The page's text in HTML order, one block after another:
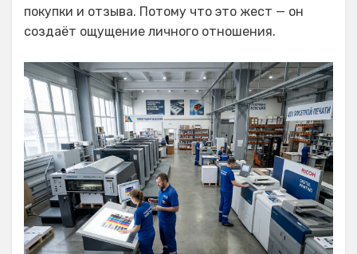
покупки и отзыва. Потому что это жест — он
создаёт ощущение личного отношения.